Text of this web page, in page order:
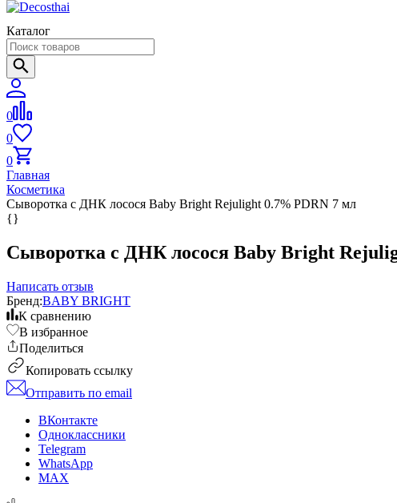
Каталог
0
0
0
Главная
Косметика
Сыворотка с ДНК лосося Baby Bright Rejulight 0.7% PDRN 7 мл
{}
Сыворотка с ДНК лосося Baby Bright
Написать отзыв
Бренд:BABY BRIGHT
К сравнению
В избранное
Поделиться
Копировать ссылку
Отправить по email
ВКонтакте
Одноклассники
Telegram
WhatsApp
MAX